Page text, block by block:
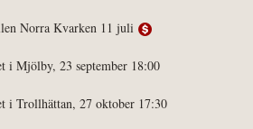
Norra Kvarken 11 juli
i Mjölby, 23 september 18:00
i Trollhättan, 27 oktober 17:30